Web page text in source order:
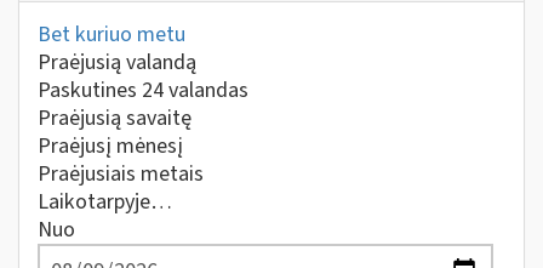
Bet kuriuo metu
Praėjusią valandą
Paskutines 24 valandas
Praėjusią savaitę
Praėjusį mėnesį
Praėjusiais metais
Laikotarpyje…
Nuo